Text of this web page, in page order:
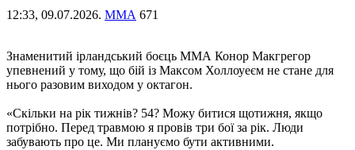
12:33, 09.07.2026. ММА 671
Знаменитий ірландський боєць ММА Конор Макгрегор
упевнений у тому, що бій із Максом Холлоуеєм не стане для
нього разовим виходом у октагон.
«Скільки на рік тижнів? 54? Можу битися щотижня, якщо
потрібно. Перед травмою я провів три бої за рік. Люди
забувають про це. Ми плануємо бути активними.